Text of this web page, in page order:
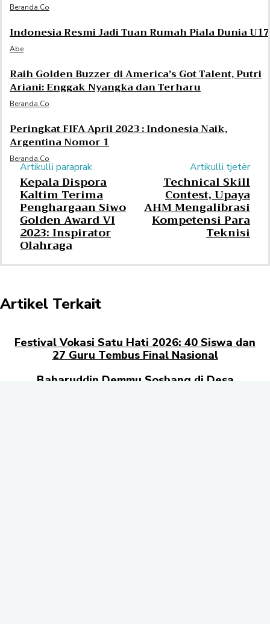
Beranda.co
Indonesia Resmi Jadi Tuan Rumah Piala Dunia U17
Abe
Raih Golden Buzzer di America’s Got Talent, Putri
Ariani: Enggak Nyangka dan Terharu
Beranda.co
Peringkat FIFA April 2023 : Indonesia Naik,
Argentina Nomor 1
Beranda.co
Artikulli paraprak
Kepala Dispora
Kaltim Terima
Penghargaan Siwo
Golden Award VI
2023: Inspirator
Olahraga
Artikulli tjetër
Technical Skill
Contest, Upaya
AHM Mengalibrasi
Kompetensi Para
Teknisi
Artikel Terkait
Festival Vokasi Satu Hati 2026: 40 Siswa dan
27 Guru Tembus Final Nasional
Baharuddin Demmu Sosbang di Desa